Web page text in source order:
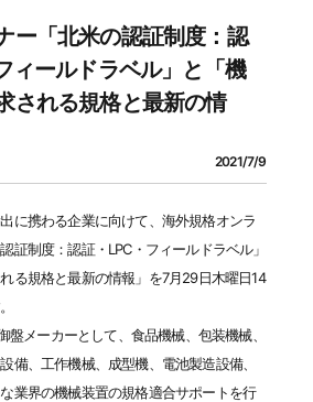
ー「北米の認証制度：認
ィールドラベル」と「機
される規格と最新の情
2021/7/9
に携わる企業に向けて、海外規格オンラ
証制度：認証・LPC・フィールドラベル」
る規格と最新の情報」を7月29日木曜日14
盤メーカーとして、食品機械、包装機械、
備、工作機械、成型機、電池製造設備、
業界の機械装置の規格適合サポートを行